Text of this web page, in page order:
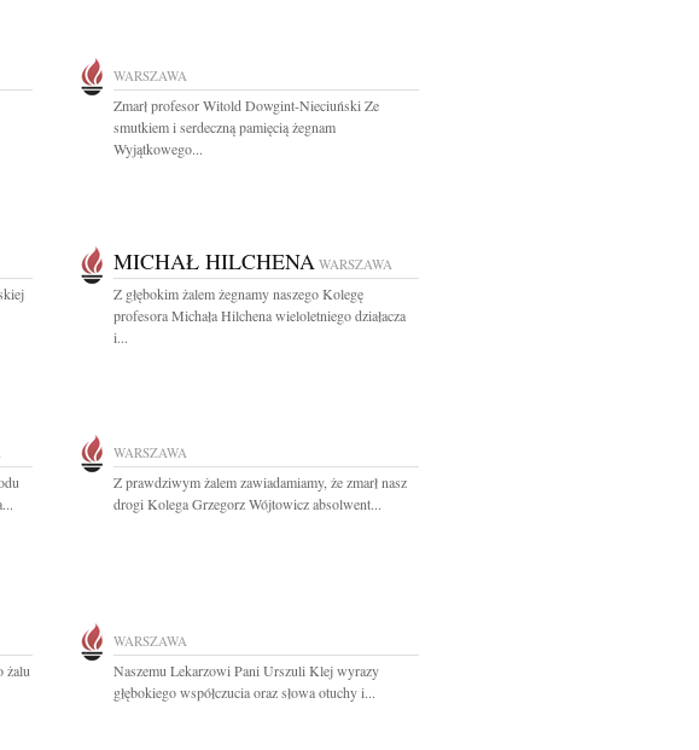
WARSZAWA
Zmarł profesor Witold Dowgint-Nieciuński Ze
smutkiem i serdeczną pamięcią żegnam
Wyjątkowego...
MICHAŁ HILCHENA WARSZAWA
Z głębokim żalem żegnamy naszego Kolegę
profesora Michała Hilchena wieloletniego działacza
i...
WARSZAWA
Z prawdziwym żalem zawiadamiamy, że zmarł nasz
drogi Kolega Grzegorz Wójtowicz absolwent...
żalu
WARSZAWA
Naszemu Lekarzowi Pani Urszuli Klej wyrazy
głębokiego współczucia oraz słowa otuchy i...